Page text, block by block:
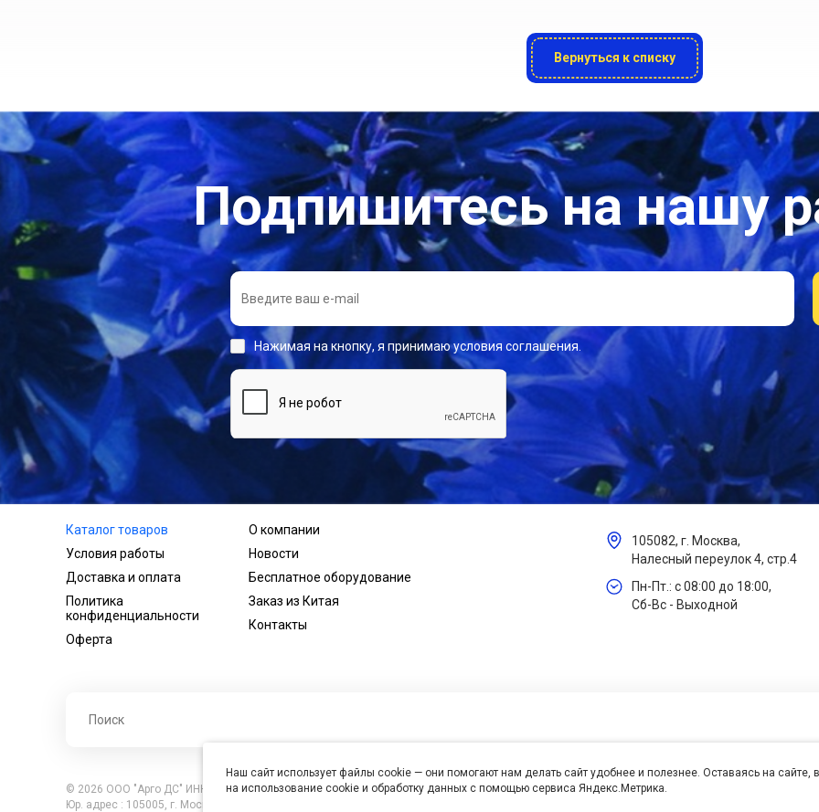
Вернуться к списку
Подпишитесь на нашу
Нажимая на кнопку, я принимаю условия соглашения.
Каталог товаров
Условия работы
Доставка и оплата
Политика
конфиденциальности
Оферта
О компании
Новости
Бесплатное оборудование
Заказ из Китая
Контакты
105082, г. Москва,
Налесный переулок 4, стр.4
Пн-Пт.: с 08:00 до 18:00,
Сб-Вс - Выходной
© 2026 ООО "Арго ДС" ИНН 7701121430 ОГРН 1027739360417, Все права защищены
Юр. адрес : 105005, г. Москва, ул. Бауманская, д.20, стр. 3
Наш сайт использует файлы cookie — они помогают нам делать сайт удобнее и полезнее. Оставаясь на сайте,
на использование cookie и обработку данных с помощью сервиса Яндекс.Метрика.